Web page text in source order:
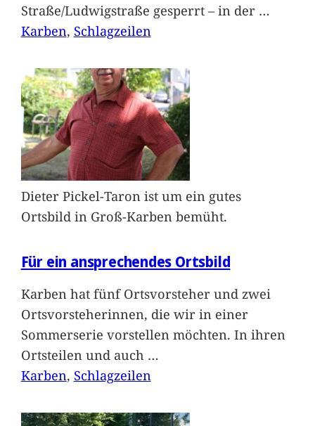
Straße/Ludwigstraße gesperrt – in der …
Karben, Schlagzeilen
Dieter Pickel-Taron ist um ein gutes
Ortsbild in Groß-Karben bemüht.
Für ein ansprechendes Ortsbild
Karben hat fünf Ortsvorsteher und zwei
Ortsvorsteherinnen, die wir in einer
Sommerserie vorstellen möchten. In ihren
Ortsteilen und auch …
Karben, Schlagzeilen